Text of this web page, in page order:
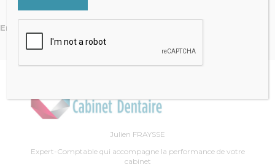
Erreur :
Julien FRAYSSE
Expert-Comptable qui accompagne la performance de votre
cabinet